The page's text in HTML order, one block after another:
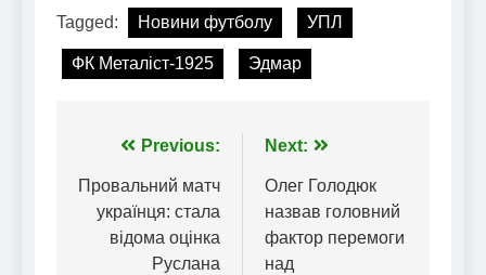
Tagged: Новини футболу УПЛ
ФК Металіст-1925 Эдмар
Навігація
записів
Previous:
Провальний матч
українця: стала
відома оцінка
Руслана
Next:
Олег Голодюк
назвав головний
фактор перемоги
над